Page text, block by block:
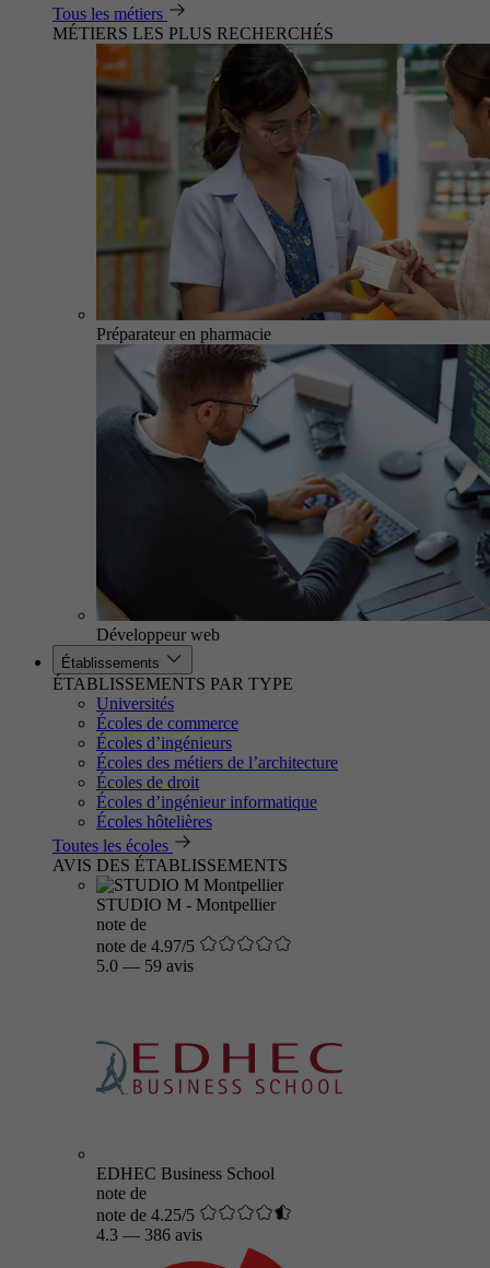
Tous les métiers
MÉTIERS LES PLUS RECHERCHÉS
Préparateur en pharmacie
Développeur web
Établissements
ÉTABLISSEMENTS PAR TYPE
Universités
Écoles de commerce
Écoles d’ingénieurs
Écoles des métiers de l’architecture
Écoles de droit
Écoles d’ingénieur informatique
Écoles hôtelières
Toutes les écoles
AVIS DES ÉTABLISSEMENTS
STUDIO M - Montpellier
note de
note de 4.97/5
5.0 — 59 avis
EDHEC Business School
note de
note de 4.25/5
4.3 — 386 avis